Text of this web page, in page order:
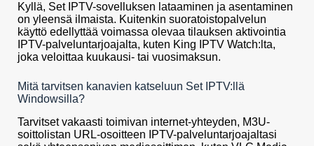
Kyllä, Set IPTV-sovelluksen lataaminen ja asentaminen
on yleensä ilmaista. Kuitenkin suoratoistopalvelun
käyttö edellyttää voimassa olevaa tilauksen aktivointia
IPTV-palveluntarjoajalta, kuten King IPTV Watch:lta,
joka veloittaa kuukausi- tai vuosimaksun.
Mitä tarvitsen kanavien katseluun Set IPTV:llä
Windowsilla?
Tarvitset vakaasti toimivan internet-yhteyden, M3U-
soittolistan URL-osoitteen IPTV-palveluntarjoajaltasi